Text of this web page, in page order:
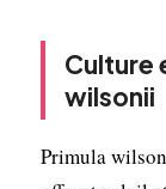
Culture
wilsonii
Primula